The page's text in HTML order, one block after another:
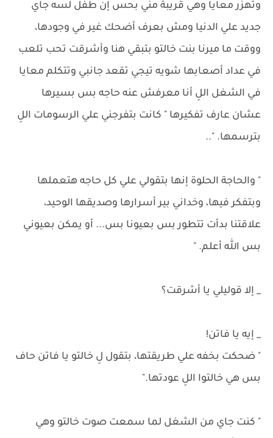
وتهزر معايا وهي قريبة مني بحس إن طفل لسه جاي
جديد علي الدنيا ومش بعرف أضحك غير في وجودها،
ووقت ما ميرنا بنت خالتو بتبقي هنا وأشرقت تحب تلعب
في عداد أصعابها شويه تيجي تقعد جانبي وتتكلم معايا
في الشغل اللِ أنا معرفش عنه حاجه بس بسيرها
عشان عارف تفكيرها " كانت بتفرجني علي الرسومات اللِ
بترسمها. "..
" والحاجة الحلوة إنها بتقولي علي كل حاجه هتعملها
وبتفكر فيها، وخداني بير أسرارها وصديقها الوحيد،
علاقتنا بدأت تتطور بس بعيونا بس... أو يمكن بعيوني
بس الله أعلم. "
_ إلا قوليلي يا أشرقت؟
_ إيه يا فاتن!
" ضحكت بخفه علي طريقتها، بتقول لِ خالتو يا فاتن حاف
بس هي خالتوا اللِ عودتها."
" كنت جاي من الشغل لما سمعت صوت خالتو وهي